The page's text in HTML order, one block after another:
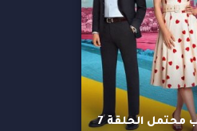
مسلسل حب محتمل الحلقة 7